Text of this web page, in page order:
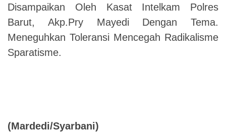
Disampaikan Oleh Kasat Intelkam Polres
Barut, Akp.Pry Mayedi Dengan Tema.
Meneguhkan Toleransi Mencegah Radikalisme
Sparatisme.
(Mardedi/Syarbani)